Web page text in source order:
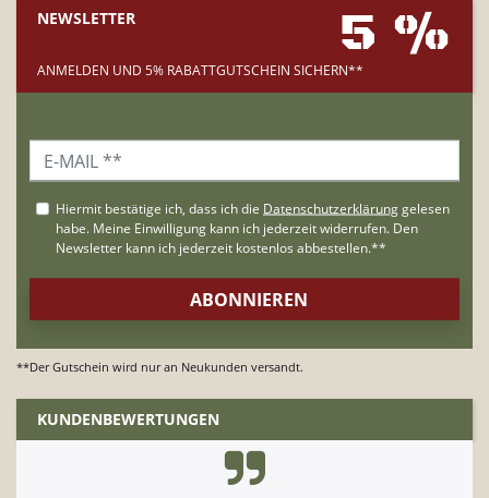
NEWSLETTER 5 %
ANMELDEN UND 5% RABATTGUTSCHEIN SICHERN**
**Der Gutschein wird nur an Neukunden versandt.
KUNDENBEWERTUNGEN